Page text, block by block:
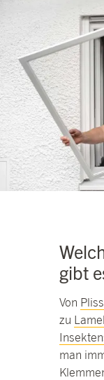
gibt
Von
zu
man